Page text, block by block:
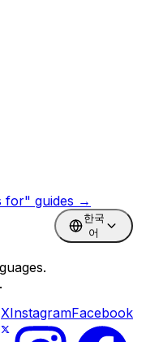
for" guides →
한국
어
XInstagramFacebook